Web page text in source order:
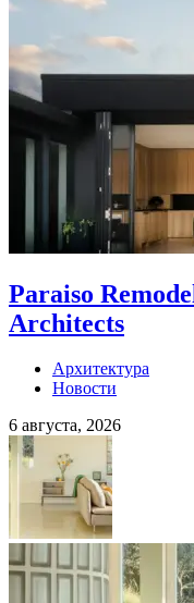
Paraiso
Architects
Архитектура
Новости
6 августа, 2026